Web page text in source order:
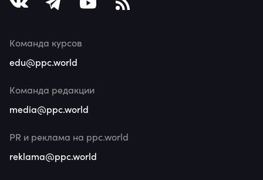
Команда курсов
edu@ppc.world
Команда редакции
media@ppc.world
PR и реклама на ppc.world
reklama@ppc.world